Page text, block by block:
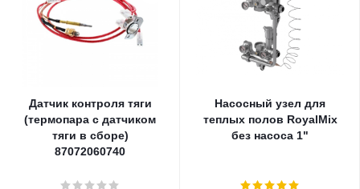
Датчик контроля тяги
(термопара с датчиком
тяги в сборе)
87072060740
Насосный узел для
теплых полов RoyalMix
без насоса 1"